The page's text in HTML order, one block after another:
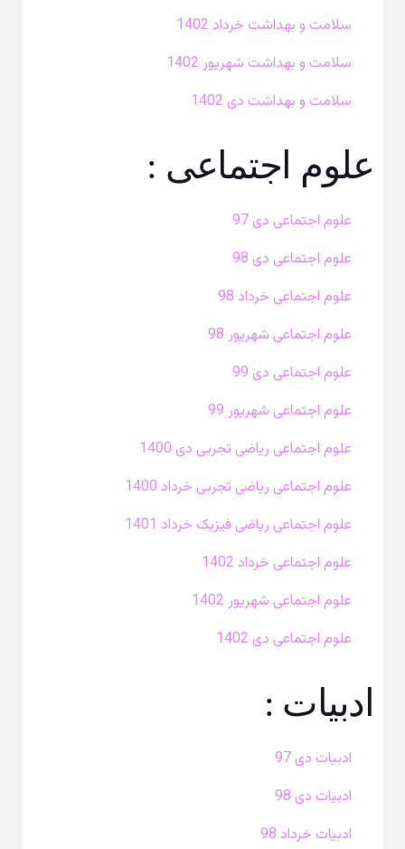
سلامت و بهداشت خرداد 1402
سلامت و بهداشت شهریور 1402
سلامت و بهداشت دی 1402
علوم اجتماعی :
علوم اجتماعی دی 97
علوم اجتماعی دی 98
علوم اجتماعی خرداد 98
علوم اجتماعی شهریور 98
علوم اجتماعی دی 99
علوم اجتماعی شهریور 99
علوم اجتماعی ریاضی تجربی دی 1400
علوم اجتماعی ریاضی تجربی خرداد 1400
علوم اجتماعی ریاضی فیزیک خرداد 1401
علوم اجتماعی خرداد 1402
علوم اجتماعی شهریور 1402
علوم اجتماعی دی 1402
ادبیات :
ادبیات دی 97
ادبیات دی 98
ادبیات خرداد 98